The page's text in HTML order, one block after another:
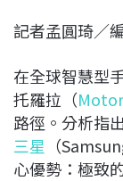
c
b
o
o
k
n
記者孟圓琦／
在全球智慧型
托羅拉（
路徑。分析指
三星 （
心優勢：極致